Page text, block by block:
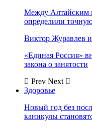
Между Алтайским
определили
Виктор Журавлев
«Единая Россия»
закона о занятости
Prev Next
Здоровье
Новый год без
каникулы